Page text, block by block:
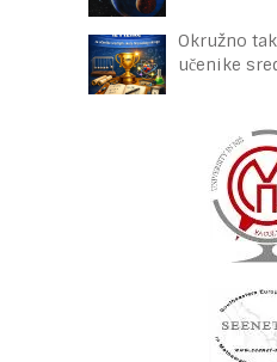
Okružno
učenike